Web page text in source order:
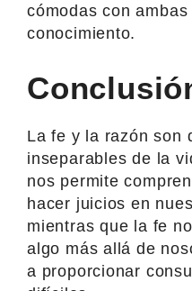
cómodas con
conocimiento.
La fe y la razón son
inseparables de la
nos permite
hacer juicios en
mientras que la fe
algo más allá de
a proporcionar